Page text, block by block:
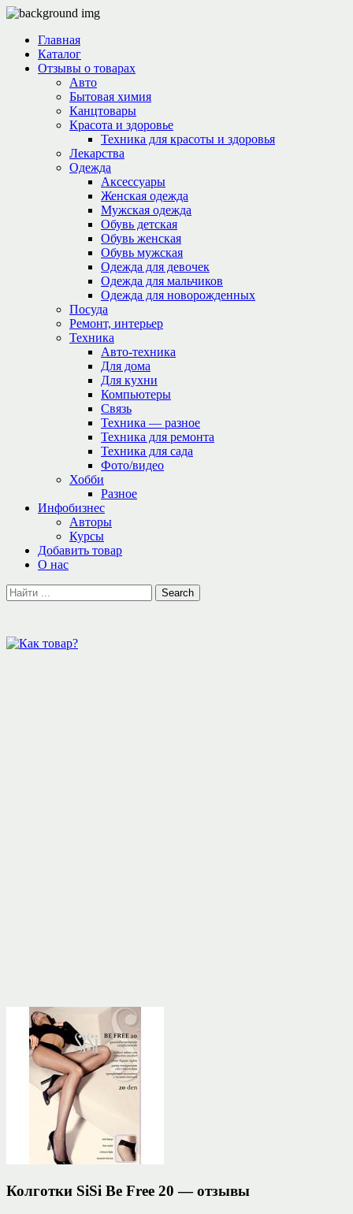
Главная
Каталог
Отзывы о товарах
Авто
Бытовая химия
Канцтовары
Красота и здоровье
Техника для красоты и здоровья
Лекарства
Одежда
Аксессуары
Женская одежда
Мужская одежда
Обувь детская
Обувь женская
Обувь мужская
Одежда для девочек
Одежда для мальчиков
Одежда для новорожденных
Посуда
Ремонт, интерьер
Техника
Авто-техника
Для дома
Для кухни
Компьютеры
Связь
Техника — разное
Техника для ремонта
Техника для сада
Фото/видео
Хобби
Разное
Инфобизнес
Авторы
Курсы
Добавить товар
О нас
Колготки SiSi Be Free 20 — отзывы